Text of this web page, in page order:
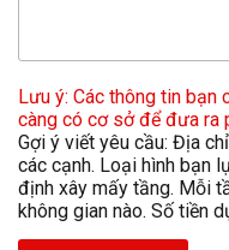
Lưu ý: Các thông tin bạn
càng có cơ sở để đưa ra
Gợi ý viết yêu cầu: Địa
các cạnh. Loại hình bạn
định xây mấy tầng. Mỗi
không gian nào. Số tiền